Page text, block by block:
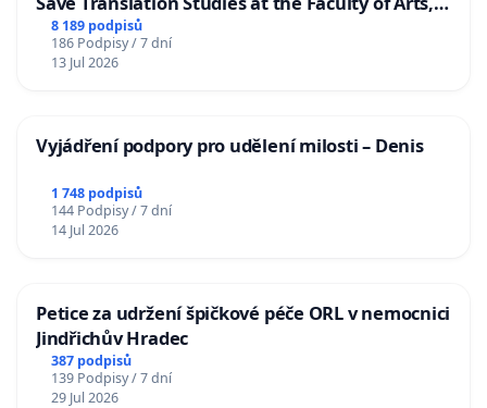
Charles University
8 189 podpisů
186 Podpisy / 7 dní
13 Jul 2026
Vyjádření podpory pro udělení milosti – Denis
1 748 podpisů
144 Podpisy / 7 dní
14 Jul 2026
Petice za udržení špičkové péče ORL v nemocnici
Jindřichův Hradec
387 podpisů
139 Podpisy / 7 dní
29 Jul 2026